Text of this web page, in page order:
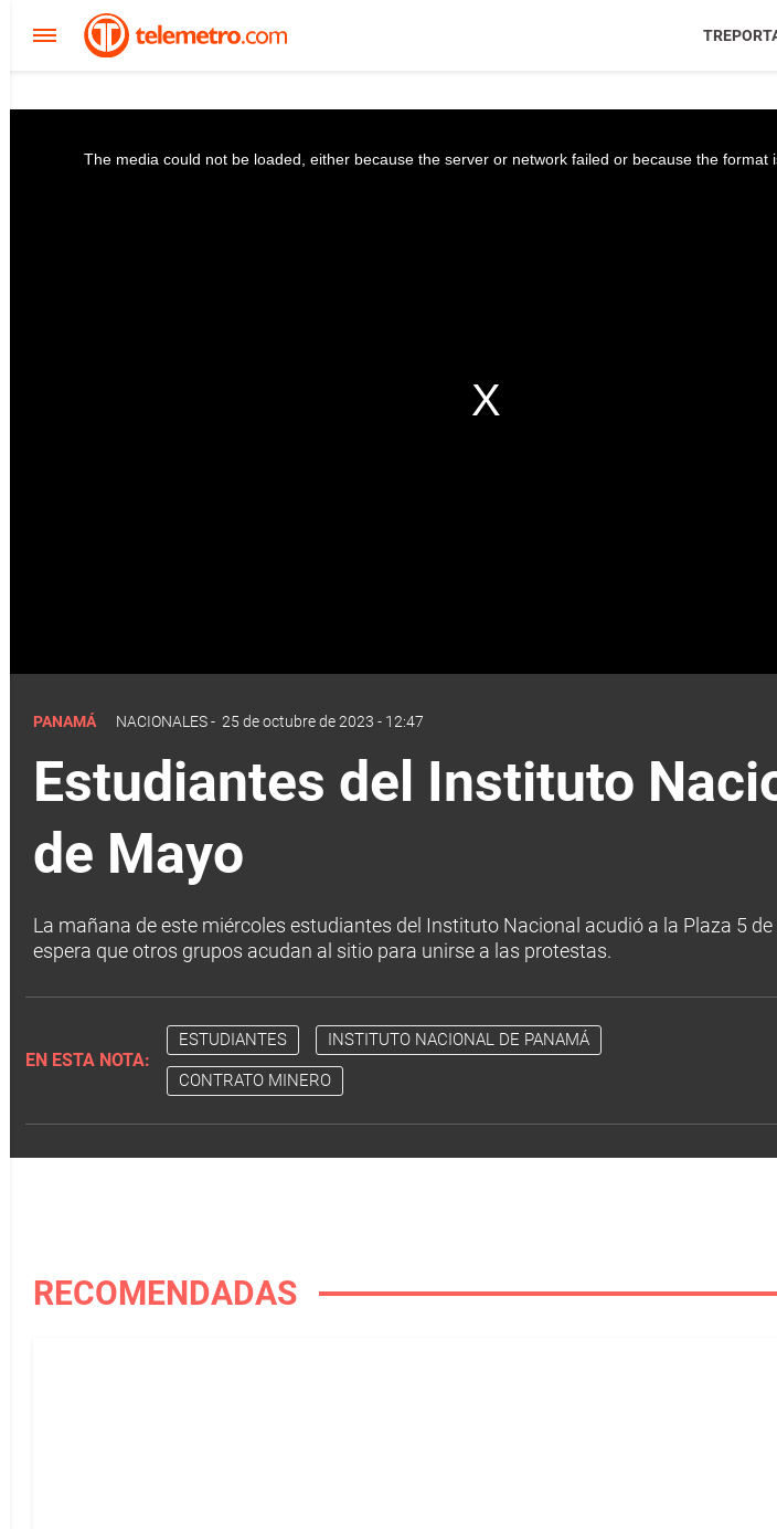
The media could not be loaded, either because the server or network failed or because the format
PANAMÁ NACIONALES- 25 de octubre de 2023 - 12:47
Estudiantes del Instituto
de Mayo
La mañana de este miércoles estudiantes del Instituto Nacional acudió a la Plaza 5
espera que otros grupos acudan al sitio para unirse a las protestas.
EN ESTA NOTA:
ESTUDIANTES INSTITUTO NACIONAL DE PANAMÁ
CONTRATO MINERO
RECOMENDADAS